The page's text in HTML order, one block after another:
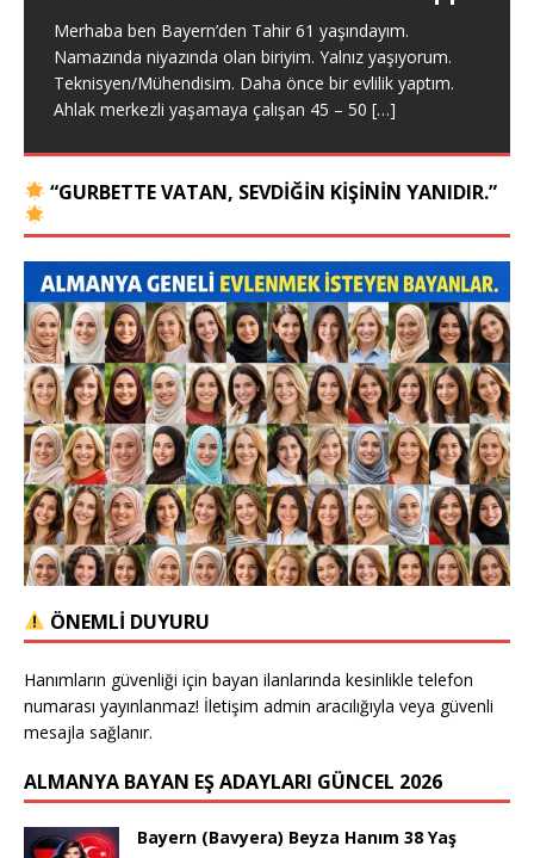
Merhaba ben Bayern’den Tahir 61 yaşındayım.
Namazında niyazında olan biriyim. Yalnız yaşıyorum.
Teknisyen/Mühendisim. Daha önce bir evlilik yaptım.
Ahlak merkezli yaşamaya çalışan 45 – 50 […]
“GURBETTE VATAN, SEVDIĞIN KIŞININ YANIDIR.”
ÖNEMLİ DUYURU
Hanımların güvenliği için bayan ilanlarında kesinlikle telefon
numarası yayınlanmaz! İletişim admin aracılığıyla veya güvenli
mesajla sağlanır.
ALMANYA BAYAN EŞ ADAYLARI GÜNCEL 2026
Bayern (Bavyera) Beyza Hanım 38 Yaş